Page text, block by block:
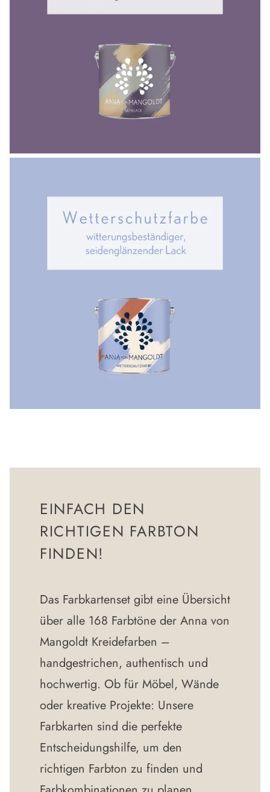
EINFACH DEN
RICHTIGEN FARBTON
FINDEN!
Das Farbkartenset gibt eine Übersicht
über alle 168 Farbtöne der Anna von
Mangoldt Kreidefarben –
handgestrichen, authentisch und
hochwertig. Ob für Möbel, Wände
oder kreative Projekte: Unsere
Farbkarten sind die perfekte
Entscheidungshilfe, um den
richtigen Farbton zu finden und